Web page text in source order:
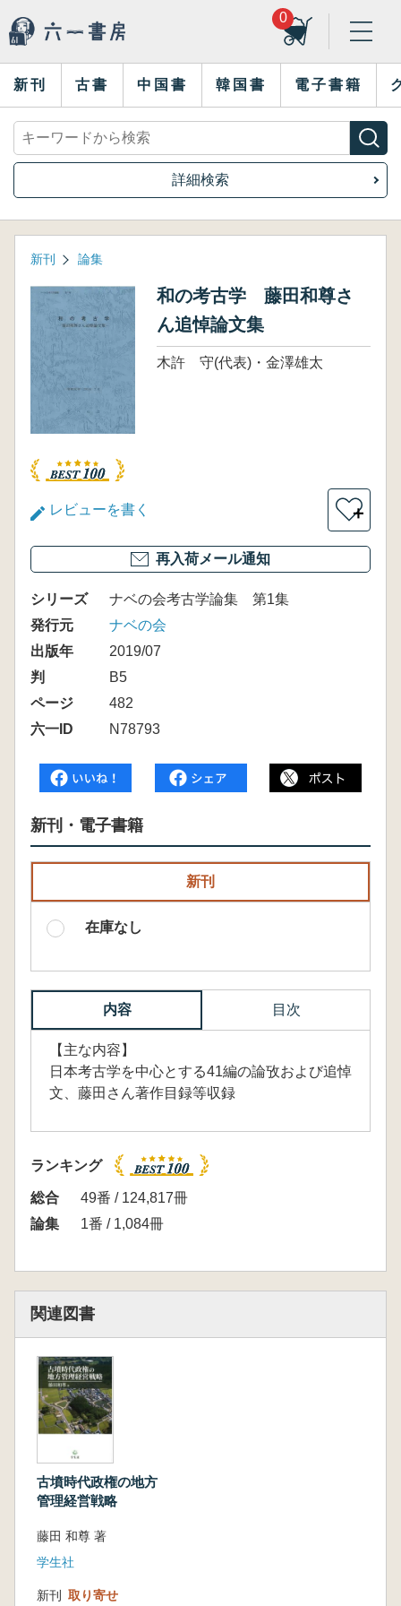
0
新刊 古書 中国書 韓国書 電子書籍
詳細検索
新刊 論集
和の考古学 藤田和尊さ
ん追悼論文集
木許 守(代表)・金澤雄太
レビューを書く ＋
再入荷メール通知
シリーズ
ナベの会考古学論集 第1集
発行元
ナベの会
出版年
2019/07
判
B5
ページ
482
六一ID
N78793
新刊・電子書籍
新刊
在庫なし
内容 目次
【主な内容】
日本考古学を中心とする41編の論攷および追悼
文、藤田さん著作目録等収録
ランキング
総合
49番 / 124,817冊
論集
1番 / 1,084冊
関連図書
古墳時代政権の地方
管理経営戦略
藤田 和尊 著
学生社
新刊 取り寄せ